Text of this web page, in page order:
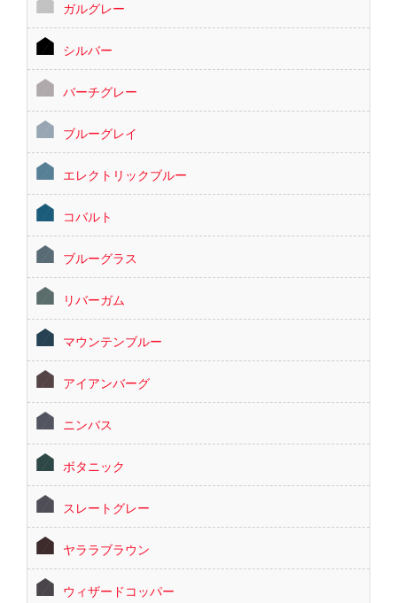
ガルグレー
シルバー
バーチグレー
ブルーグレイ
エレクトリックブルー
コバルト
ブルーグラス
リバーガム
マウンテンブルー
アイアンバーグ
ニンバス
ボタニック
スレートグレー
ヤララブラウン
ウィザードコッパー